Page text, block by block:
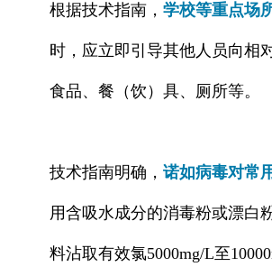
根据技术指南， 学校等重点场
时，应立即引导其他人员向相
食品、餐（饮）具、厕所等。
技术指南明确， 诺如病毒对常
用含吸水成分的消毒粉或漂白
料沾取有效氯5000mg/L至